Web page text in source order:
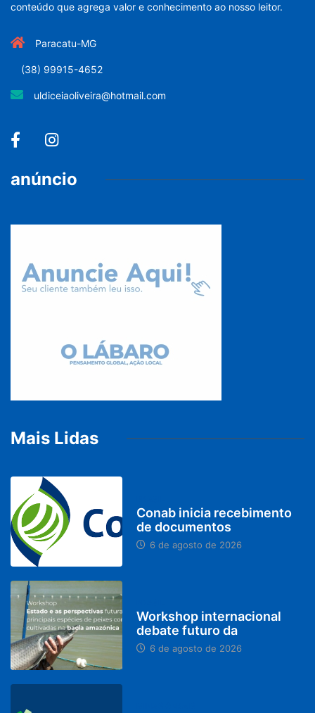
conteúdo que agrega valor e conhecimento ao nosso leitor.
Paracatu-MG
(38) 99915-4652
uldiceiaoliveira@hotmail.com
anúncio
Mais Lidas
Conab inicia recebimento
de documentos
6 de agosto de 2026
Workshop internacional
debate futuro da
6 de agosto de 2026